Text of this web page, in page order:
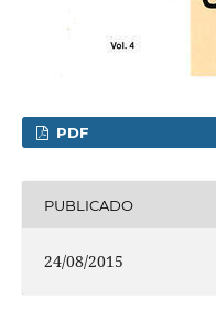
PDF
PUBLICADO
24/08/2015